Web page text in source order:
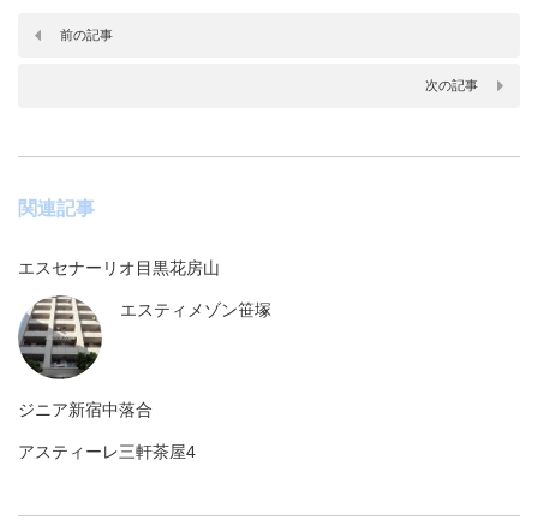
前の記事
次の記事
関連記事
エスセナーリオ目黒花房山
エスティメゾン笹塚
ジニア新宿中落合
アスティーレ三軒茶屋4